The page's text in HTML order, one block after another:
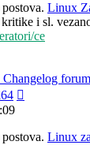
Linux
i sl.
ce
Changelog
Linux